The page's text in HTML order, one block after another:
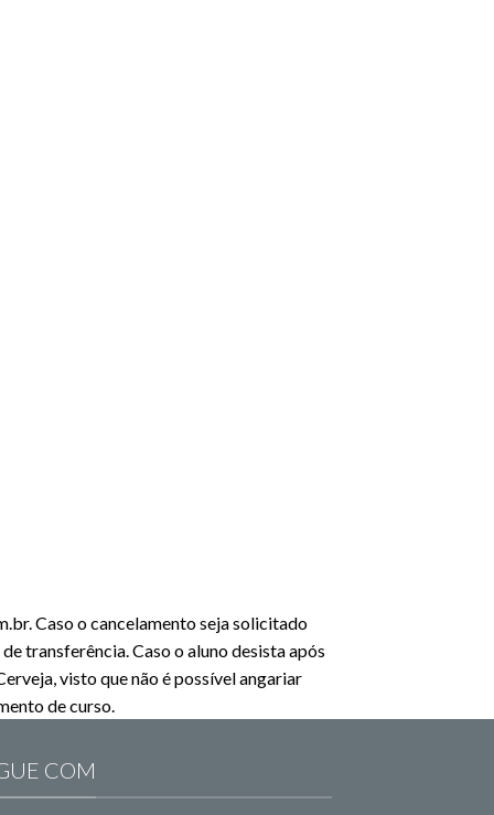
Caso o cancelamento seja solicitado
transferência. Caso o aluno desista após
visto que não é possível angariar
de curso.
COM